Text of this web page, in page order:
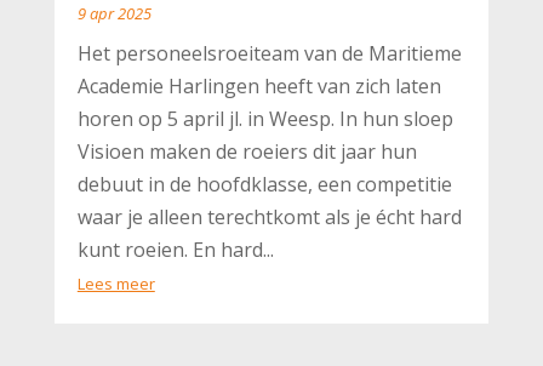
9 apr 2025
Het personeelsroeiteam van de Maritieme
Academie Harlingen heeft van zich laten
horen op 5 april jl. in Weesp. In hun sloep
Visioen maken de roeiers dit jaar hun
debuut in de hoofdklasse, een competitie
waar je alleen terechtkomt als je écht hard
kunt roeien. En hard...
Lees meer